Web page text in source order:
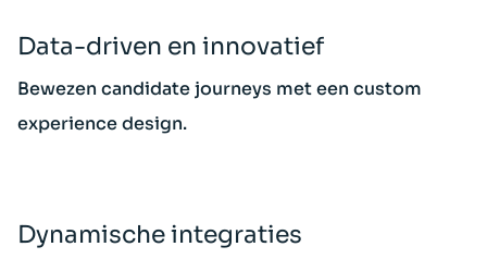
Data-driven en innovatief
Bewezen candidate journeys met een custom
experience design.
Dynamische integraties